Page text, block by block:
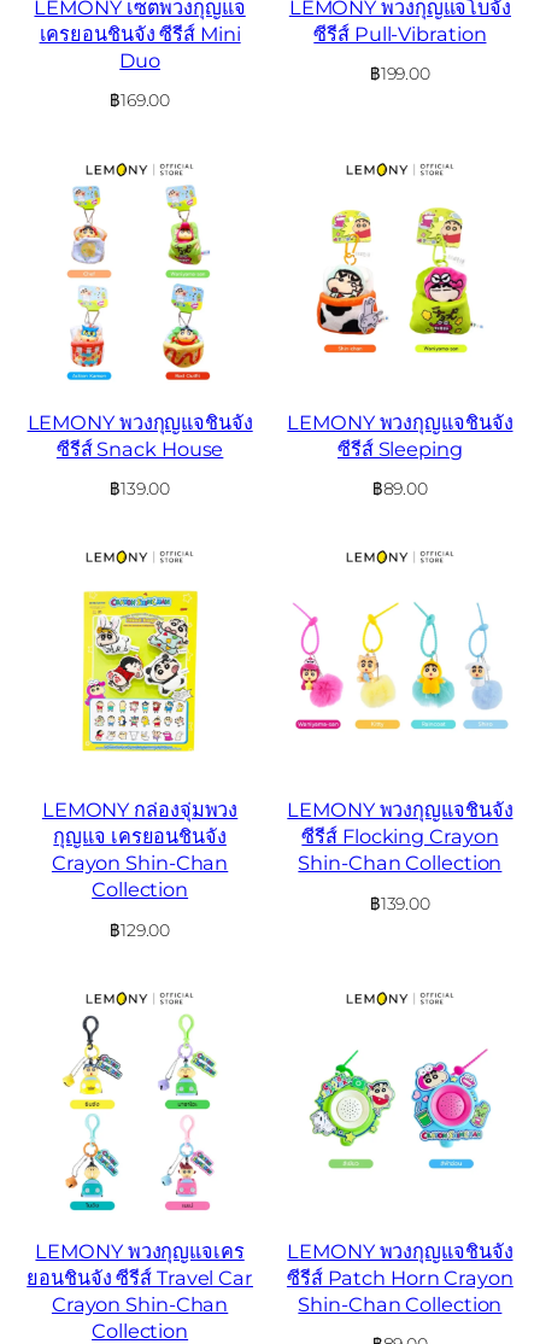
LEMONY เซตพวงกุญแจ
เครยอนชินจัง ซีรีส์ Mini
Duo
฿169.00
LEMONY พวงกุญแจโบจัง
ซีรีส์ Pull-Vibration
฿199.00
LEMONY พวงกุญแจชินจัง
ซีรีส์ Snack House
฿139.00
LEMONY พวงกุญแจชินจัง
ซีรีส์ Sleeping
฿89.00
LEMONY กล่องจุ่มพวง
กุญแจ เครยอนชินจัง
Crayon Shin-Chan
Collection
฿129.00
LEMONY พวงกุญแจชินจัง
ซีรีส์ Flocking Crayon
Shin-Chan Collection
฿139.00
LEMONY พวงกุญแจเคร
ยอนชินจัง ซีรีส์ Travel Car
Crayon Shin-Chan
Collection
LEMONY พวงกุญแจชินจัง
ซีรีส์ Patch Horn Crayon
Shin-Chan Collection